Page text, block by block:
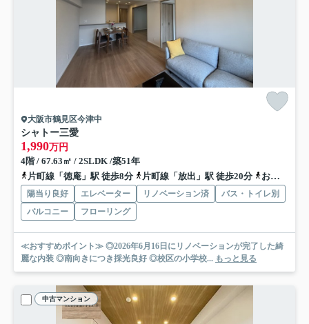
大阪市鶴見区今津中
シャトー三愛
1,990万円
4階 / 67.63㎡ / 2SLDK /築51年
片町線「徳庵」駅 徒歩8分
片町線「放出」駅 徒歩20分 おおさか東線「放出」駅 徒歩20分
陽当り良好 エレベーター リノベーション済
バス・トイレ別
バルコニー
フローリング
≪おすすめポイント≫ ◎2026年6月16日にリノベーションが完了した綺
麗な内装 ◎南向きにつき採光良好 ◎校区の小学校... もっと見る
中古マンション